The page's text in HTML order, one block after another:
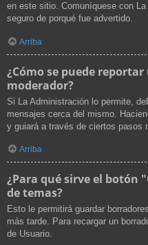
en este sitio. Comuníquese con
seguro de porqué fue advertido.
Arriba
¿Cómo se puede
moderador?
Si La Administración lo permite,
mensajes cerca del mismo.
y guiará a través de ciertos pasos
Arriba
¿Para qué sirve el botón
de temas?
Esto le permitirá guardar
más tarde. Para recargar un
de Usuario.